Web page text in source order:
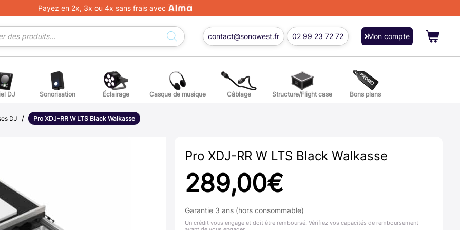
Payez en 2x, 3x ou 4x sans frais avec
contact@sonowest.fr 02 99 23 72 72 Mon compte
voix
détachées pour guitares et basses
DJ
DJ
Sonorisation Éclairage Casque de musique Câblage Structure/Flight case Bons plans
DJ / Pro XDJ-RR W LTS Black Walkasse
Pro XDJ-RR W LTS Black Walkasse
289,00€
Garantie 3 ans (hors consommable)
Un crédit vous engage et doit être remboursé. Vérifiez vos capacités de remboursement